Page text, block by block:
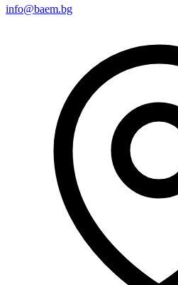
info@baem.bg